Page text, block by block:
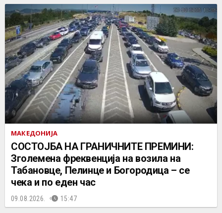
МАКЕДОНИЈА
СОСТОЈБА НА ГРАНИЧНИТЕ ПРЕМИНИ:
Зголемена фреквенција на возила на
Табановце, Пелинце и Богородица – се
чека и по еден час
09.08.2026. 15:47